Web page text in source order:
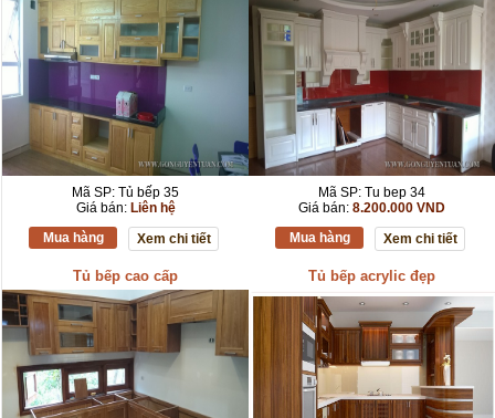
Mã SP: Tủ bếp 35
Giá bán: Liên hệ
Mua hàng
Xem chi tiết
Mã SP: Tu bep 34
Giá bán: 8.200.000 VND
Mua hàng
Xem chi tiết
Tủ bếp cao cấp Tủ bếp acrylic đẹp